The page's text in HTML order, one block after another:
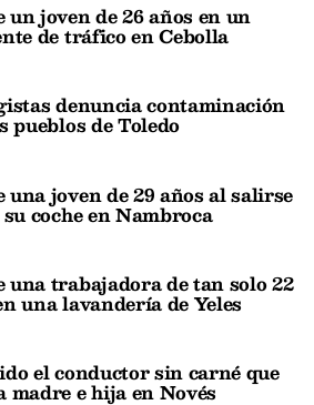
un joven de 26 años en un
de tráfico en Cebolla
denuncia contaminación
pueblos de Toledo
una joven de 29 años al salirse
coche en Nambroca
una trabajadora de tan solo 22
una lavandería de Yeles
el conductor sin carné que
madre e hija en Novés